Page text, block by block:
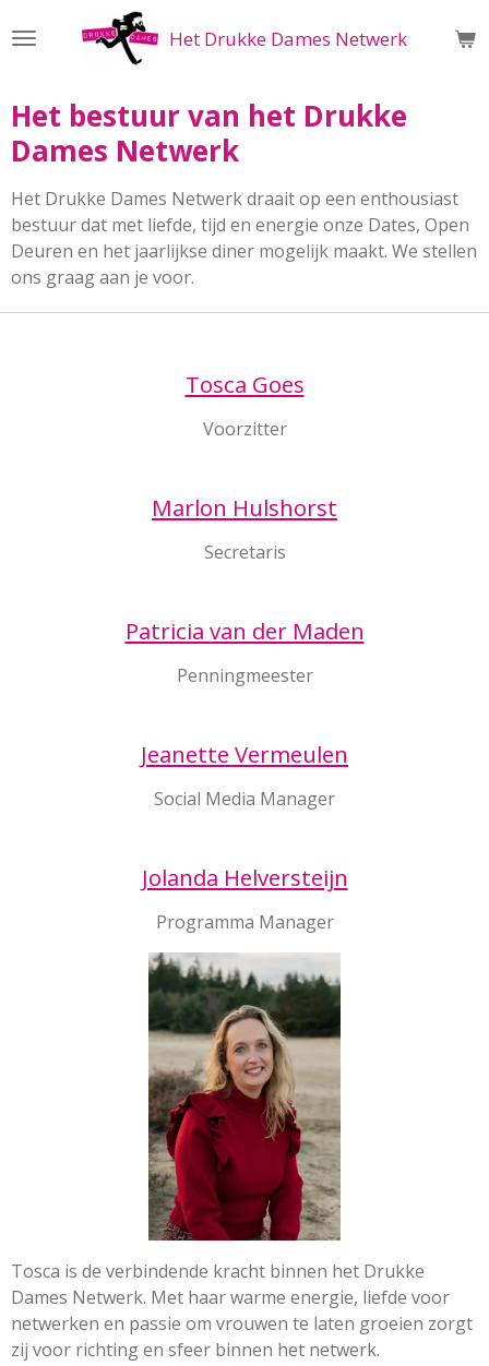
direct
hoofdinhoud
Het Drukke Dames Netwerk
Het bestuur van het Drukke
Dames Netwerk
Het Drukke Dames Netwerk draait op een enthousiast
bestuur dat met liefde, tijd en energie onze Dates, Open
Deuren en het jaarlijkse diner mogelijk maakt. We stellen
ons graag aan je voor.
Tosca Goes
Voorzitter
Marlon Hulshorst
Secretaris
Patricia van der Maden
Penningmeester
Jeanette Vermeulen
Social Media Manager
Jolanda Helversteijn
Programma Manager
Tosca is de verbindende kracht binnen het Drukke
Dames Netwerk. Met haar warme energie, liefde voor
netwerken en passie om vrouwen te laten groeien zorgt
zij voor richting en sfeer binnen het netwerk.